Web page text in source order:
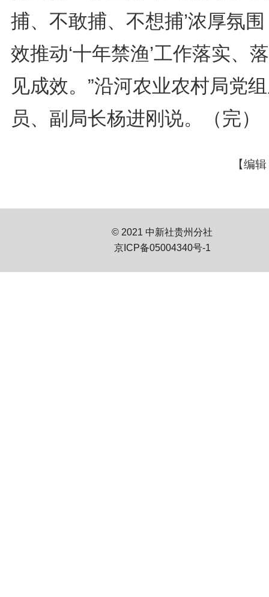
捕、不敢捕、不想捕’浓厚氛
效推动‘十年禁渔’工作落实、
见成效。”沿河农业农村局党
员、副局长杨进刚说。（完）
【编
© 2021 中新社贵州分社
京ICP备05004340号-1